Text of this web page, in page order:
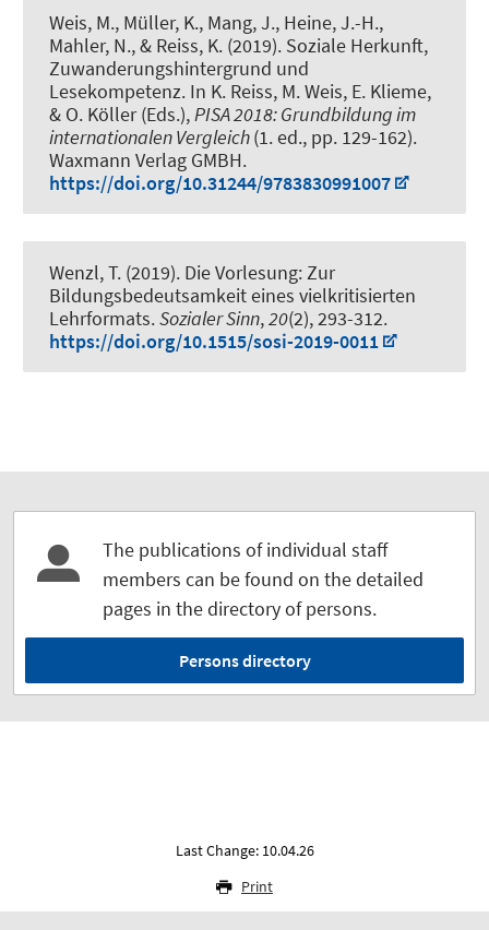
Weis, M., Müller, K., Mang, J., Heine, J.-H.,
Mahler, N., & Reiss, K. (2019). Soziale Herkunft,
Zuwanderungshintergrund und
Lesekompetenz. In K. Reiss, M. Weis, E. Klieme,
& O. Köller (Eds.),PISA 2018: Grundbildung im
internationalen Vergleich(1. ed., pp. 129-162).
Waxmann Verlag GMBH.
https://doi.org/10.31244/9783830991007
Wenzl, T. (2019). Die Vorlesung: Zur
Bildungsbedeutsamkeit eines vielkritisierten
Lehrformats.Sozialer Sinn,20(2), 293-312.
https://doi.org/10.1515/sosi-2019-0011
The publications of individual staff
members can be found on the detailed
pages in the directory of persons.
Persons directory
Last Change: 10.04.26
Print